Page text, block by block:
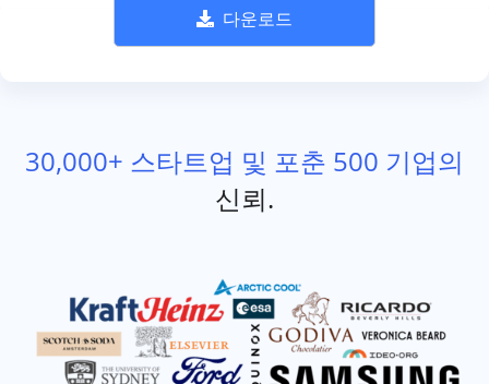
다운로드
30,000+ 스타트업 및 포춘 500 기업의
신뢰.